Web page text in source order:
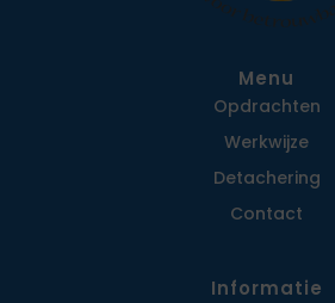
Menu
Opdrachten
Werkwijze
Detachering
Contact
Informatie